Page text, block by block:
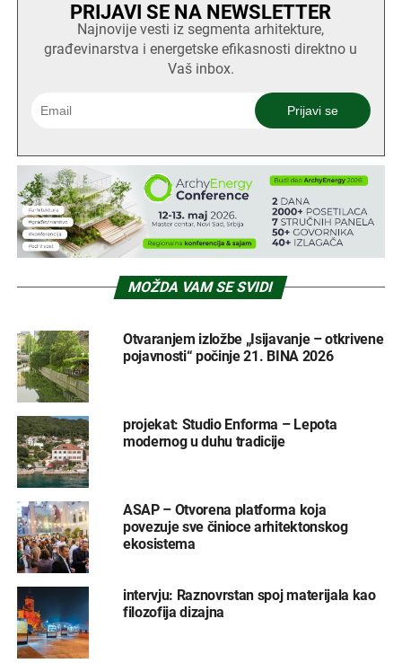
PRIJAVI SE NA NEWSLETTER
Najnovije vesti iz segmenta arhitekture,
građevinarstva i energetske efikasnosti direktno u
Vaš inbox.
MOŽDA VAM SE SVIDI
Otvaranjem izložbe „Isijavanje – otkrivene
pojavnosti“ počinje 21. BINA 2026
projekat: Studio Enforma – Lepota
modernog u duhu tradicije
ASAP – Otvorena platforma koja
povezuje sve činioce arhitektonskog
ekosistema
intervju: Raznovrstan spoj materijala kao
filozofija dizajna